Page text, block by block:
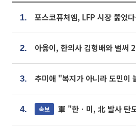
1.
2.
3.
4. 속보 軍 "한ㆍ미, 北 발사 탄도미사